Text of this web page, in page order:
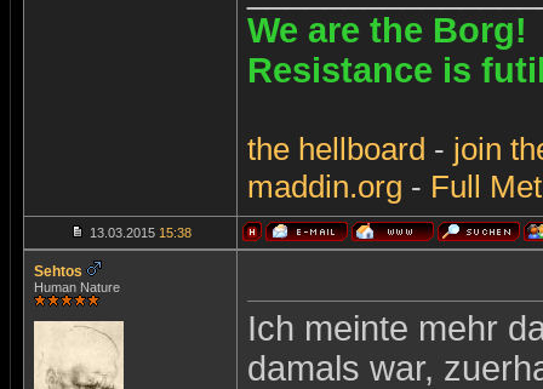
We are the Borg!
Resistance is
the hellboard - join
maddin.org - Full
13.03.2015 15:38
Sehtos
Human Nature
Ich meinte mehr
damals war,